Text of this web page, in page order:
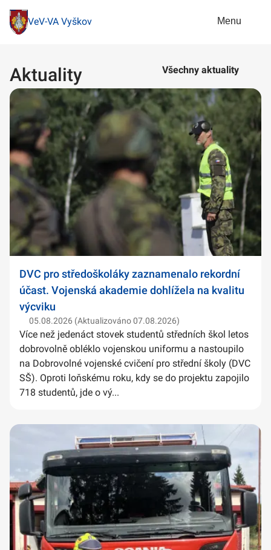
VeV-VA Vyškov Menu
Aktuality Všechny aktuality
DVC pro středoškoláky zaznamenalo rekordní
účast. Vojenská akademie dohlížela na kvalitu
výcviku
05.08.2026 (Aktualizováno 07.08.2026)
Více než jedenáct stovek studentů středních škol letos
dobrovolně obléklo vojenskou uniformu a nastoupilo
na Dobrovolné vojenské cvičení pro střední školy (DVC
SŠ). Oproti loňskému roku, kdy se do projektu zapojilo
718 studentů, jde o vý...